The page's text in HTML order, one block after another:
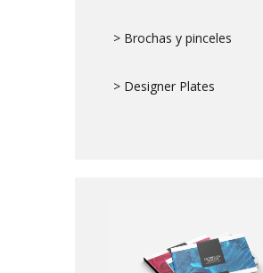
> Brochas y pinceles
> Designer Plates